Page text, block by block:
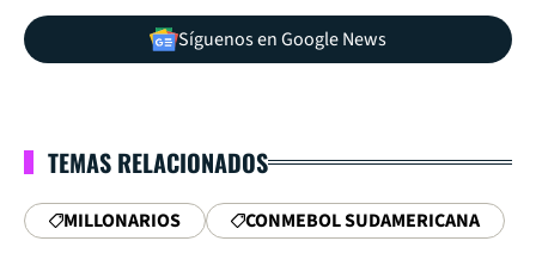
Síguenos en Google News
TEMAS RELACIONADOS
MILLONARIOS CONMEBOL SUDAMERICANA